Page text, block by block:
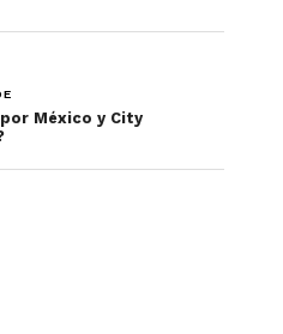
México y City